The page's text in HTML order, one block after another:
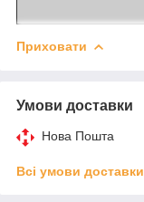
Приховати
Умови доставки
Нова Пошта
Всі умови доставки